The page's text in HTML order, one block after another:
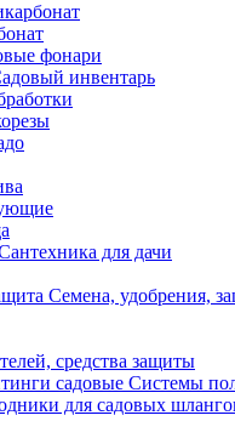
фонари
инвентарь
для дачи
Семена, удобрения,
средства защиты
Системы
для садовых